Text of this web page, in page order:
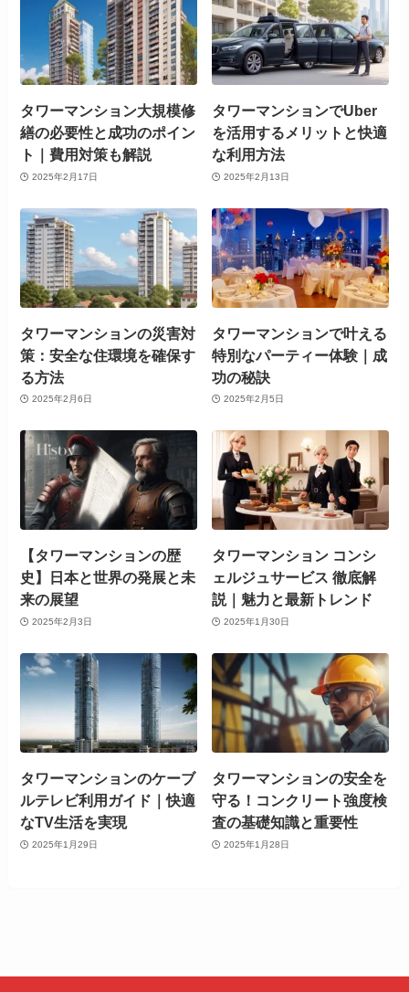
タワーマンション大規模修
繕の必要性と成功のポイン
ト｜費用対策も解説
2025年2月17日
タワーマンションでUber
を活用するメリットと快適
な利用方法
2025年2月13日
タワーマンションの災害対
策：安全な住環境を確保す
る方法
2025年2月6日
タワーマンションで叶える
特別なパーティー体験｜成
功の秘訣
2025年2月5日
【タワーマンションの歴
史】日本と世界の発展と未
来の展望
2025年2月3日
タワーマンション コンシ
ェルジュサービス 徹底解
説｜魅力と最新トレンド
2025年1月30日
タワーマンションのケーブ
ルテレビ利用ガイド｜快適
なTV生活を実現
2025年1月29日
タワーマンションの安全を
守る！コンクリート強度検
査の基礎知識と重要性
2025年1月28日